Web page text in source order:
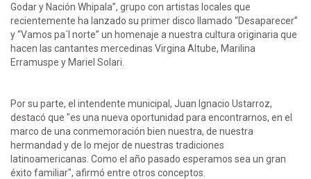
Godar y Nación Whipala”, grupo con artistas locales que
recientemente ha lanzado su primer disco llamado “Desaparecer”
y “Vamos pa´l norte” un homenaje a nuestra cultura originaria que
hacen las cantantes mercedinas Virgina Altube, Marilina
Erramuspe y Mariel Solari.
Por su parte, el intendente municipal, Juan Ignacio Ustarroz,
destacó que "es una nueva oportunidad para encontrarnos, en el
marco de una conmemoración bien nuestra, de nuestra
hermandad y de lo mejor de nuestras tradiciones
latinoamericanas. Como el año pasado esperamos sea un gran
éxito familiar", afirmó entre otros conceptos.